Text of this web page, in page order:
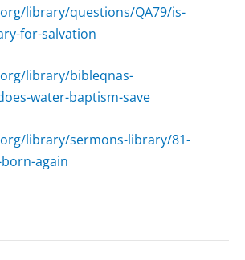
library/questions/QA79/is-
for-salvation
library/bibleqnas-
water-baptism-save
library/sermons-library/81-
again